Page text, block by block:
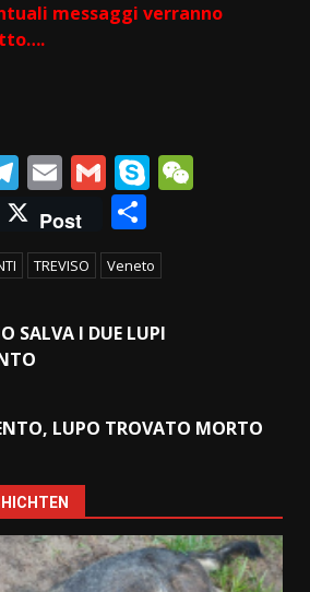
messaggi verranno
Telegram
EmailGmail
Skype
Post
TREVISO Veneto
SALVA I DUE LUPI
LUPO TROVATO MORTO